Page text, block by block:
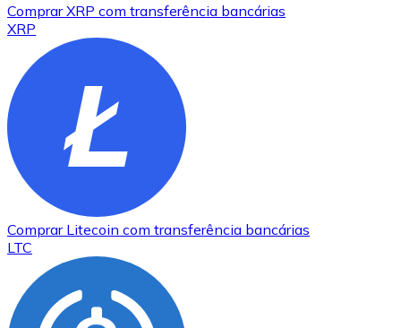
ComprarXRP com transferência bancárias
XRP
Comprar Litecoin com transferência bancárias
LTC